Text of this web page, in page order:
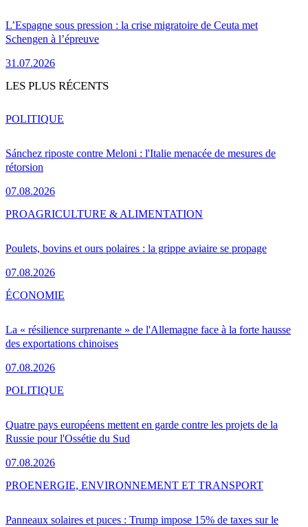
L’Espagne sous pression : la crise migratoire de Ceuta met
Schengen à l’épreuve
31.07.2026
LES PLUS RÉCENTS
Sánchez riposte contre Meloni : l'Italie menacée de mesures de
rétorsion
07.08.2026
POLITIQUE
Poulets, bovins et ours polaires : la grippe aviaire se propage
07.08.2026
PROAGRICULTURE & ALIMENTATION
La « résilience surprenante » de l'Allemagne face à la forte hausse
des exportations chinoises
07.08.2026
ÉCONOMIE
Quatre pays européens mettent en garde contre les projets de la
Russie pour l'Ossétie du Sud
07.08.2026
POLITIQUE
Panneaux solaires et puces : Trump impose 15% de taxes sur le
PROENERGIE, ENVIRONNEMENT ET TRANSPORT